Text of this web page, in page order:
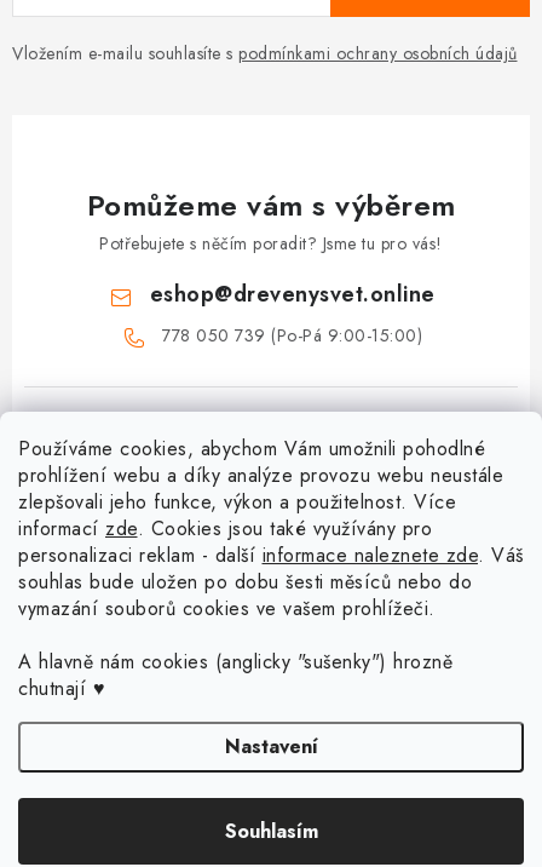
Používáme cookies, abychom Vám umožnili pohodlné
prohlížení webu a díky analýze provozu webu neustále
zlepšovali jeho funkce, výkon a použitelnost. Více
informací zde. Cookies jsou také využívány pro
personalizaci reklam - další informace naleznete zde. Váš
souhlas bude uložen po dobu šesti měsíců nebo do
vymazání souborů cookies ve vašem prohlížeči.
A hlavně nám cookies (anglicky "sušenky") hrozně
chutnají ♥
Nastavení
Souhlasím
Vložením e-mailu souhlasíte s podmínkami ochrany osobních údajů
Pomůžeme vám s výběrem
Potřebujete s něčím poradit? Jsme tu pro vás!
eshop@drevenysvet.online
778 050 739 (Po-Pá 9:00-15:00)
Menu
Doprava a platba
Vrácení zboží a reklamace
Kontakt
Blog o háčkování a pletení
Proč se může odstín příze Woody časem změnit?
Sady pro začátečníky - Jak začít s háčkováním?
Děkovné cedulky pro učitele a školní personál
Háčkování košíků - návody
Jak háčkovat s neviditelným spojem? Nové video vám to ukáže!
Copyright 2026Dřevěný svět online. Všechna práva vyhrazena.Upravit
nastavení cookies